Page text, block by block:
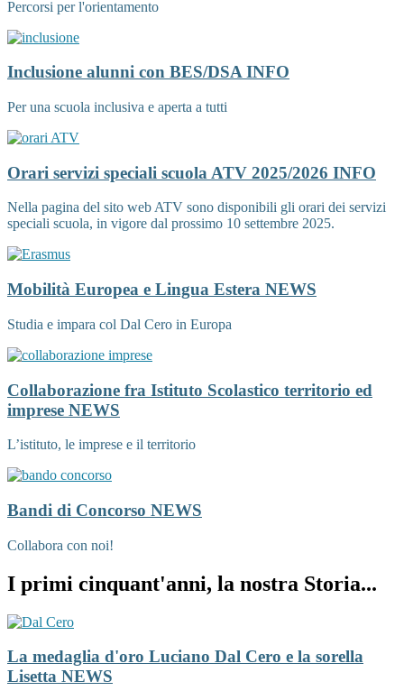
Percorsi per l'orientamento
Inclusione alunni con BES/DSAINFO
Per una scuola inclusiva e aperta a tutti
Orari servizi speciali scuola ATV 2025/2026 INFO
Nella pagina del sito web ATV sono disponibili gli orari dei servizi
speciali scuola, in vigore dal prossimo 10 settembre 2025.
Mobilità Europea e Lingua Estera NEWS
Studia e impara col Dal Cero in Europa
Collaborazione fra Istituto Scolastico territorio ed
imprese NEWS
L’istituto, le imprese e il territorio
Bandi di Concorso NEWS
Collabora con noi!
I primi cinquant'anni, la nostra Storia...
La medaglia d'oro Luciano Dal Cero e la sorella
Lisetta NEWS